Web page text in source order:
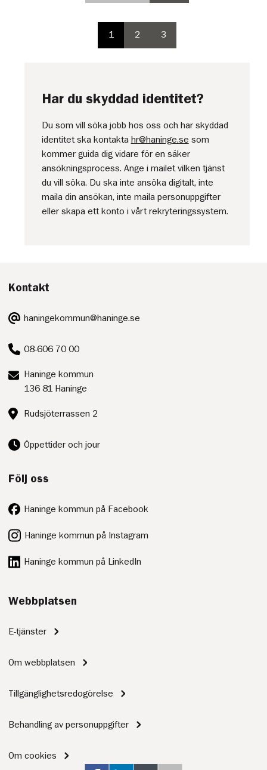
i
valbar
på
i
paginering
sida
1
paginering
sida
2
paginering
sida
3
Har du skyddad identitet?
Du som vill söka jobb hos oss och har skyddad
identitet ska kontakta hr@haninge.se som
kommer guida dig vidare för en säker
ansökningsprocess. Ange i mailet vilken tjänst
du vill söka. Du ska inte ansöka digitalt, inte
maila din ansökan, inte maila personuppgifter
eller skapa ett konto i vårt rekryteringssystem.
Kontakt
E-
post:
haningekommun@haninge.se
Telefon:
08-606 70 00
Postadress:
Haninge kommun
136 81 Haninge
Besöksadress:
Rudsjöterrassen 2
Öppettider och jour
Följ oss
Haninge kommun på Facebook
Haninge kommun på Instagram
Haninge kommun på LinkedIn
Webbplatsen
E-tjänster
Om webbplatsen
Tillgänglighetsredogörelse
Behandling av personuppgifter
Om cookies